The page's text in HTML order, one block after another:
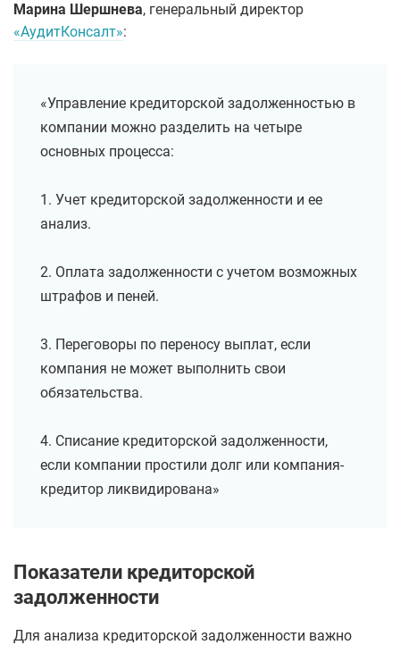
Марина Шершнева, генеральный директор
«АудитКонсалт»:
«Управление кредиторской задолженностью в
компании можно разделить на четыре
основных процесса:
1. Учет кредиторской задолженности и ее
анализ.
2. Оплата задолженности с учетом возможных
штрафов и пеней.
3. Переговоры по переносу выплат, если
компания не может выполнить свои
обязательства.
4. Списание кредиторской задолженности,
если компании простили долг или компания-
кредитор ликвидирована»
Показатели кредиторской
задолженности
Для анализа кредиторской задолженности важно